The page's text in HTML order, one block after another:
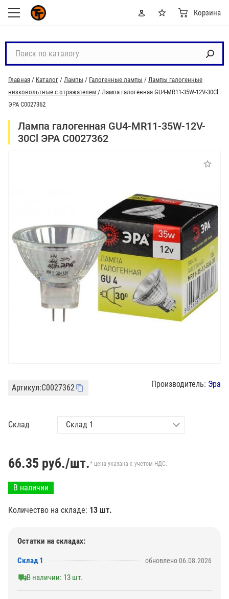
Корзина
с
к
п
о
а
Главная / Каталог / Лампы / Галогенные лампы / Лампы галогенные
низковольтные с отражателем / Лампа галогенная GU4-MR11-35W-12V-30Cl
ЭРА C0027362
Лампа галогенная GU4-MR11-35W-12V-
30Cl ЭРА C0027362
Артикул:C0027362 Производитель: Эра
Склад
66.35 руб./шт.* цена указана с учетом НДС.
В наличии
Количество на складе: 13 шт.
Остатки на складах:
Склад 1 обновлено 06.08.2026
В наличии: 13 шт.